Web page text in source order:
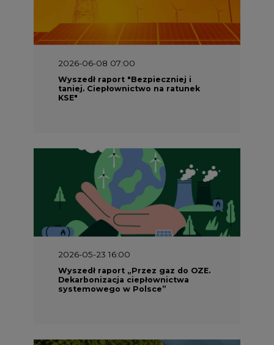
2026-06-08 07:00
Wyszedł raport "Bezpieczniej i
taniej. Ciepłownictwo na ratunek
KSE"
2026-05-23 16:00
Wyszedł raport „Przez gaz do OZE.
Dekarbonizacja ciepłownictwa
systemowego w Polsce”